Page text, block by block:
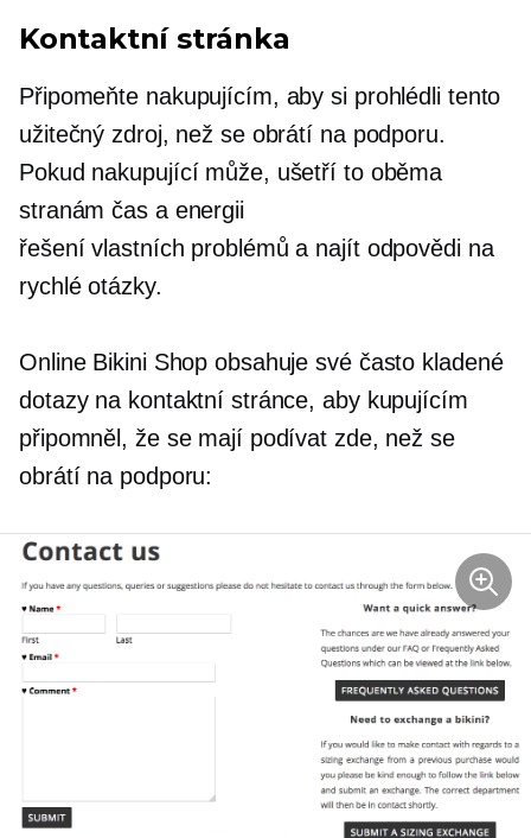
Kontaktní stránka
Připomeňte nakupujícím, aby si prohlédli tento
užitečný zdroj, než se obrátí na podporu.
Pokud nakupující může, ušetří to oběma
stranám čas a energii
řešení vlastních problémů a najít odpovědi na
rychlé otázky.
Online Bikini Shop obsahuje své často kladené
dotazy na kontaktní stránce, aby kupujícím
připomněl, že se mají podívat zde, než se
obrátí na podporu: